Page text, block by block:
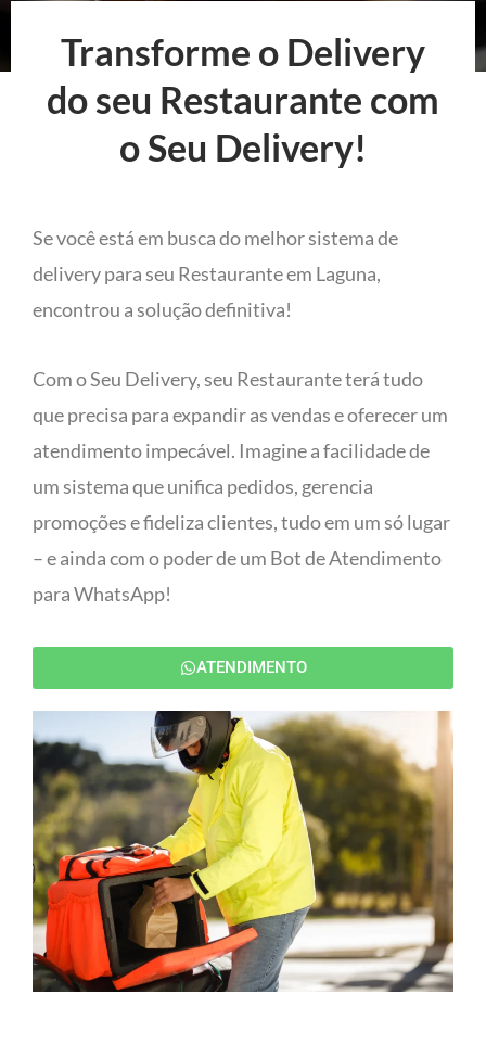
Transforme o Delivery
do seu Restaurante com
o Seu Delivery!
Se você está em busca do melhor sistema de
delivery para seu Restaurante em Laguna,
encontrou a solução definitiva!
Com o Seu Delivery, seu Restaurante terá tudo
que precisa para expandir as vendas e oferecer um
atendimento impecável. Imagine a facilidade de
um sistema que unifica pedidos, gerencia
promoções e fideliza clientes, tudo em um só lugar
– e ainda com o poder de um Bot de Atendimento
para WhatsApp!
ATENDIMENTO